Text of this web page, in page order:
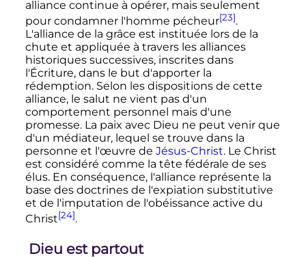
alliance continue à opérer, mais seulement
pour condamner l'homme pécheur[23].
L'alliance de la grâce est instituée lors de la
chute et appliquée à travers les alliances
historiques successives, inscrites dans
l'Écriture, dans le but d'apporter la
rédemption. Selon les dispositions de cette
alliance, le salut ne vient pas d'un
comportement personnel mais d'une
promesse. La paix avec Dieu ne peut venir que
d'un médiateur, lequel se trouve dans la
personne et l'œuvre de Jésus-Christ. Le Christ
est considéré comme la tête fédérale de ses
élus. En conséquence, l'alliance représente la
base des doctrines de l'expiation substitutive
et de l'imputation de l'obéissance active du
Christ[24].
Dieu est partout